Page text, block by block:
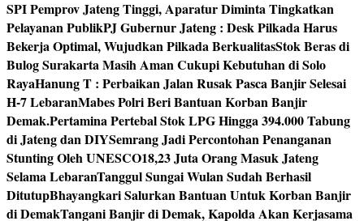
SPI Pemprov Jateng Tinggi, Aparatur Diminta Tingkatkan
Pelayanan PublikPJ Gubernur Jateng : Desk Pilkada Harus
Bekerja Optimal, Wujudkan Pilkada BerkualitasStok Beras di
Bulog Surakarta Masih Aman Cukupi Kebutuhan di Solo
RayaHanung T : Perbaikan Jalan Rusak Pasca Banjir Selesai
H-7 LebaranMabes Polri Beri Bantuan Korban Banjir
Demak.Pertamina Pertebal Stok LPG Hingga 394.000 Tabung
di Jateng dan DIYSemrang Jadi Percontohan Penanganan
Stunting Oleh UNESCO18,23 Juta Orang Masuk Jateng
Selama LebaranTanggul Sungai Wulan Sudah Berhasil
DitutupBhayangkari Salurkan Bantuan Untuk Korban Banjir
di DemakTangani Banjir di Demak, Kapolda Akan Kerjasama